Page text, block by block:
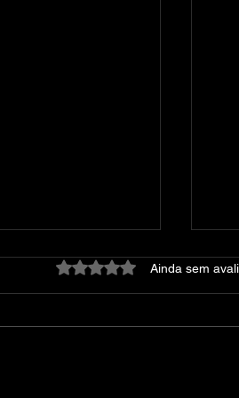
Avaliado com 0 de 5
Ainda sem